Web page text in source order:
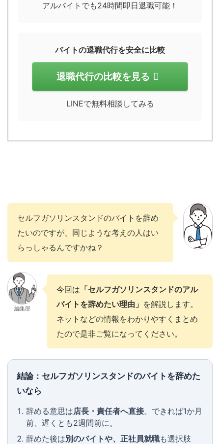
アルバイトでも24時間即日退職可能！
バイトの退職代行を安全に比較
退職代行の比較を見る
LINEで無料相談してみる
セルフガソリンスタンドのバイトを辞め
たいのですが、同じような考えの人はい
らっしゃるんですかね？
編集部
今回は 「セルフガソリンスタンドのアル
バイトを辞めたい理由」 を解説します。
ネットなどの情報をわかりやすくまとめ
たので是非ご覧になってください。
結論：セルフガソリンスタンドのバイトを辞めた
いなら
辞める意思は店長・責任者へ直接。できれば1か月
前、遅くとも2週間前に。
辞めた後は別のバイトや、正社員就職も選択肢